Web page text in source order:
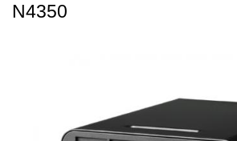
N4350